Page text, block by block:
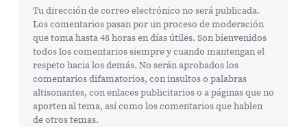
Tu dirección de correo electrónico no será publicada.
Los comentarios pasan por un proceso de moderación
que toma hasta 48 horas en días útiles. Son bienvenidos
todos los comentarios siempre y cuando mantengan el
respeto hacia los demás. No serán aprobados los
comentarios difamatorios, con insultos o palabras
altisonantes, con enlaces publicitarios o a páginas que no
aporten al tema, así como los comentarios que hablen
de otros temas.